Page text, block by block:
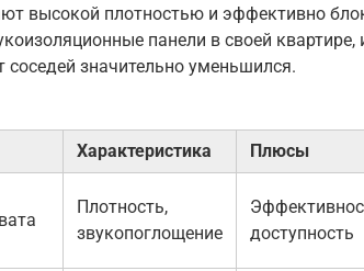
высокой плотностью и эффективно
панели в своей квартире,
значительно уменьшился.
Характеристика Плюсы
Плотность,
звукопоглощение
доступность